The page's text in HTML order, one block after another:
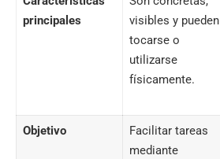
principales
visibles y pueden
tocarse o
utilizarse
físicamente.
Objetivo
Facilitar tareas
mediante